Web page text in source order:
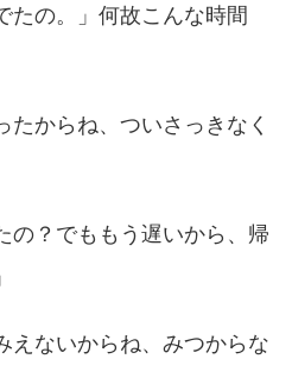
たの。」何故こんな時間
たからね、ついさっきなく
の？でももう遅いから、帰
えないからね、みつからな